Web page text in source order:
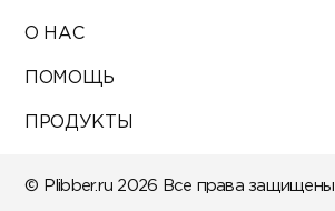
О НАС
ПОМОЩЬ
ПРОДУКТЫ
© Plibber.ru 2026 Все права защищены